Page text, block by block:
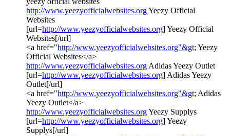
http://www.yeezyofficialwebsites.orgYeezy Official
Websites
[url=http://www.yeezyofficialwebsites.org] Yeezy Official
Websites[/url]
<a href="http://www.yeezyofficialwebsites.org"&gt; Yeezy
Official Websites</a>
http://www.yeezyofficialwebsites.org Adidas Yeezy Outlet
[url=http://www.yeezyofficialwebsites.org] Adidas Yeezy
Outlet[/url]
<a href="http://www.yeezyofficialwebsites.org"&gt; Adidas
Yeezy Outlet</a>
http://www.yeezyofficialwebsites.orgYeezy Supplys
[url=http://www.yeezyofficialwebsites.org] Yeezy
Supplys[/url]